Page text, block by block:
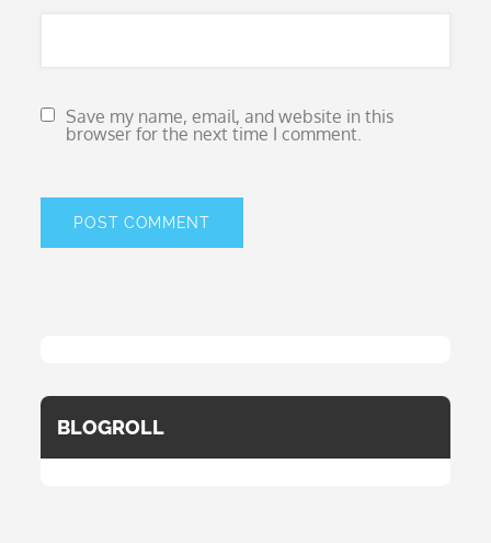
Save my name, email, and website in this
browser for the next time I comment.
BLOGROLL